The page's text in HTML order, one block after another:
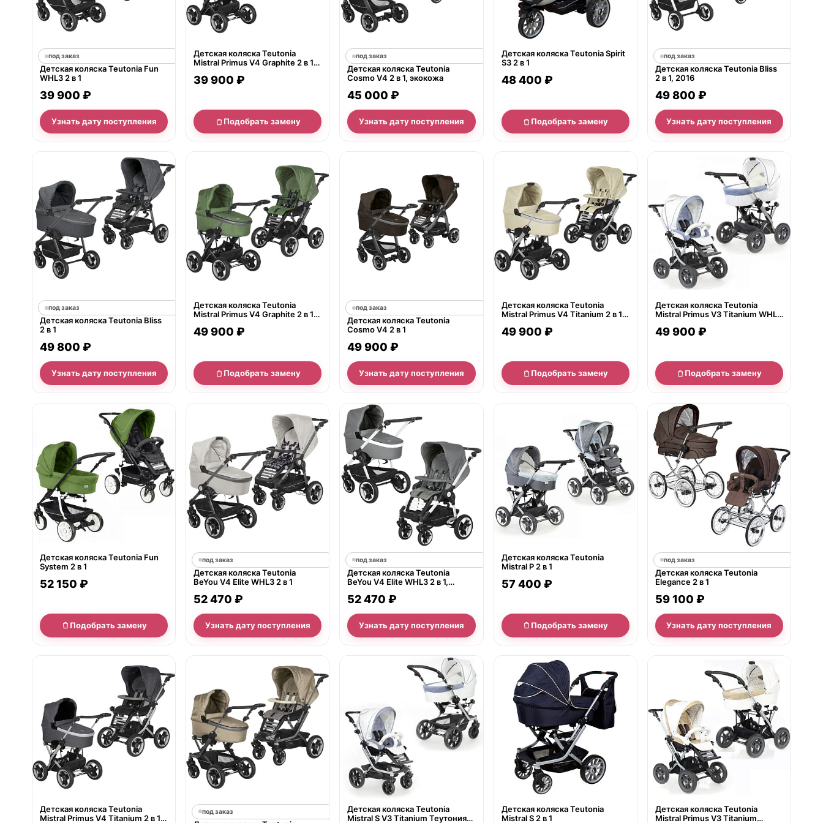
под заказ
Детская коляска Teutonia Fun
WHL3 2 в 1
39 900 ₽
Узнать дату поступления
Детская коляска Teutonia
Mistral Primus V4 Graphite 2 в 1
39 900 ₽
Подобрать замену
под заказ
Детская коляска Teutonia
Cosmo V4 2 в 1, экокожа
45 000 ₽
Узнать дату поступления
Детская коляска Teutonia Spirit
S3 2 в 1
48 400 ₽
Подобрать замену
под заказ
Детская коляска Teutonia Bliss
2 в 1, 2016
49 800 ₽
Узнать дату поступления
под заказ
Детская коляска Teutonia Bliss
2 в 1
49 800 ₽
Узнать дату поступления
Детская коляска Teutonia
Mistral Primus V4 Graphite 2 в 1
49 900 ₽
Подобрать замену
под заказ
Детская коляска Teutonia
Cosmo V4 2 в 1
49 900 ₽
Узнать дату поступления
Детская коляска Teutonia
Mistral Primus V4 Titanium 2 в 1
49 900 ₽
Подобрать замену
Детская коляска Teutonia
Mistral Primus V3 Titanium WHL3
49 900 ₽
Подобрать замену
Детская коляска Teutonia Fun
System 2 в 1
52 150 ₽
Подобрать замену
под заказ
Детская коляска Teutonia
BeYou V4 Elite WHL3 2 в 1
52 470 ₽
Узнать дату поступления
под заказ
Детская коляска Teutonia
BeYou V4 Elite WHL3 2 в 1,
52 470 ₽
Узнать дату поступления
Детская коляска Teutonia
Mistral P 2 в 1
57 400 ₽
Подобрать замену
под заказ
Детская коляска Teutonia
Elegance 2 в 1
59 100 ₽
Узнать дату поступления
Детская коляска Teutonia
Mistral Primus V4 Titanium 2 в 1
под заказ
Детская коляска Teutonia
Mistral S V3 Titanium Теутония
нет в продаже
Детская коляска Teutonia
Mistral S 2 в 1
Детская коляска Teutonia
Mistral Primus V3 Titanium